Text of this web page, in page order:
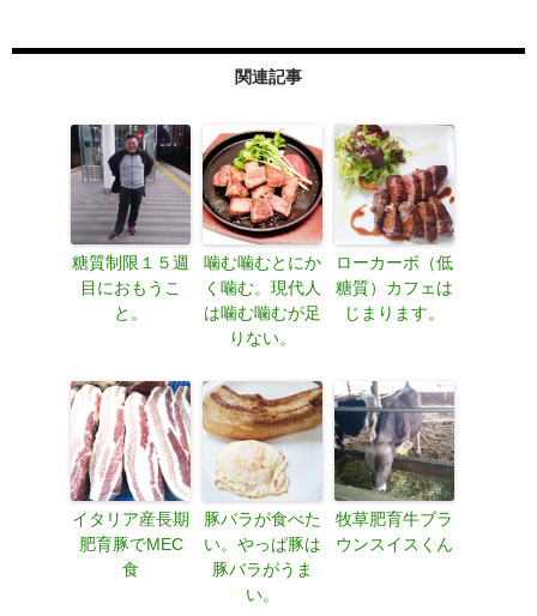
関連記事
糖質制限１５週
目におもうこ
と。
噛む噛むとにか
く噛む。現代人
は噛む噛むが足
りない。
ローカーボ（低
糖質）カフェは
じまります。
イタリア産長期
肥育豚でMEC
食
豚バラが食べた
い。やっぱ豚は
豚バラがうま
い。
牧草肥育牛ブラ
ウンスイスくん